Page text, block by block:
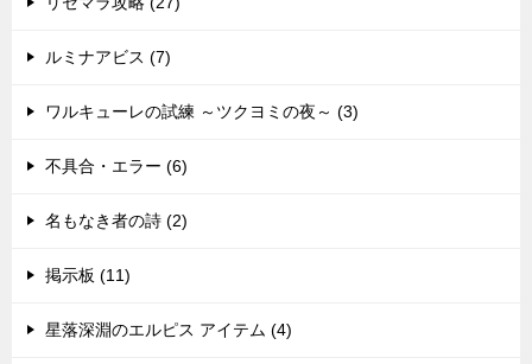
ルミナアビス (7)
ワルキューレの試練 ～ツクヨミの夜～ (3)
不具合・エラー (6)
名もなき者の詩 (2)
掲示板 (11)
星落深淵のエルピス アイテム (4)